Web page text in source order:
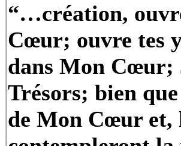
“…création,
Cœur; ouvre tes
dans Mon Cœur;
Trésors; bien
de Mon Cœur et,